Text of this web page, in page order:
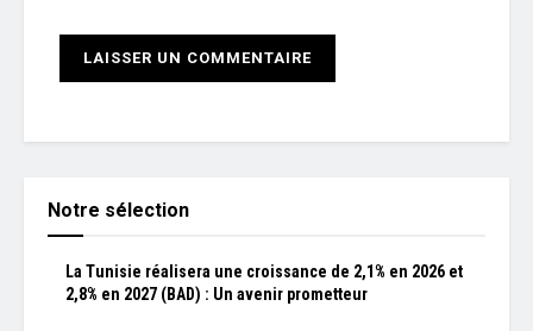
Notre sélection
La Tunisie réalisera une croissance de 2,1% en 2026 et
2,8% en 2027 (BAD) : Un avenir prometteur